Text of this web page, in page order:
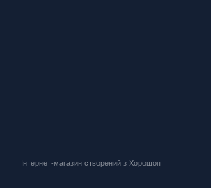
Інтернет-магазин створений з Хорошоп